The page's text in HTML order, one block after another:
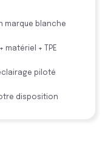
marque blanche
matériel + TPE
piloté
disposition